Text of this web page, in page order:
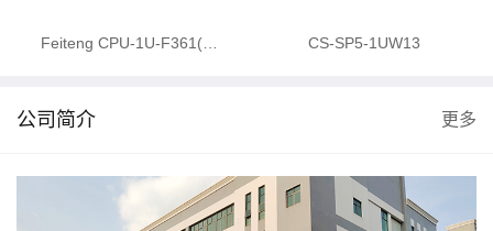
Feiteng CPU-1U-F361(… CS-SP5-1UW13
公司简介 更多